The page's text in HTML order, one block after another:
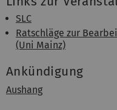
SLC
Ratschläge zur
(Uni Mainz)
Ankündigung
Aushang